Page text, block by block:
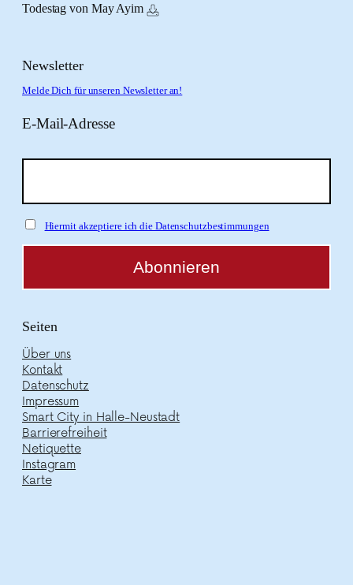
Todestag von May Ayim
Newsletter
Melde Dich für unseren Newsletter an!
E-Mail-Adresse
Hiermit akzeptiere ich die Datenschutzbestimmungen
Seiten
Über uns
Kontakt
Datenschutz
Impressum
Smart City in Halle-Neustadt
Barrierefreiheit
Netiquette
Instagram
Karte